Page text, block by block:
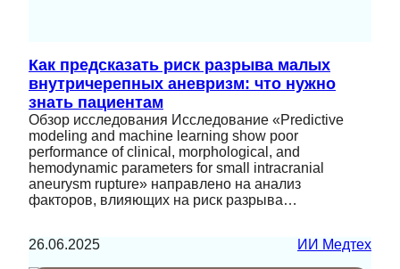
Как предсказать риск разрыва малых
внутричерепных аневризм: что нужно
знать пациентам
Обзор исследования Исследование «Predictive
modeling and machine learning show poor
performance of clinical, morphological, and
hemodynamic parameters for small intracranial
aneurysm rupture» направлено на анализ
факторов, влияющих на риск разрыва…
26.06.2025 ИИ Медтех